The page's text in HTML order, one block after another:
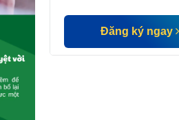
Đăng ký ngay